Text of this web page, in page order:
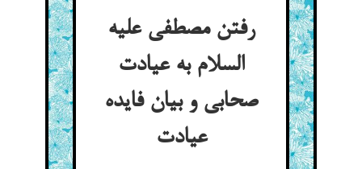
رفتن مصطفی علیه
السلام به عیادت
صحابی و بیان فایده
عیادت‏